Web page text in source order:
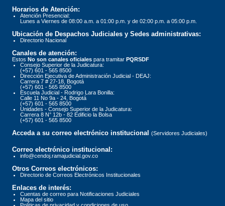
Horarios de Atención:
Atención Presencial:
Lunes a Viernes de 08:00 a.m. a 01:00 p.m. y de 02:00 p.m. a 05:00 p.m.
Ubicación de Despachos Judiciales y Sedes administrativas:
Directorio Nacional
Canales de atención:
Estos No son canales oficiales para tramitar PQRSDF
Consejo Superior de la Judicatura:
(+57) 601 - 565 8500
Dirección Ejecutiva de Administración Judicial - DEAJ:
Carrera 7 # 27-18, Bogotá
(+57) 601 - 565 8500
Escuela Judicial - Rodrigo Lara Bonilla:
Calle 11 No 9a - 24, Bogotá
(+57) 601 - 565 8500
Unidades - Consejo Superior de la Judicatura:
Carrera 8 N° 12b - 82 Edificio la Bolsa
(+57) 601 - 565 8500
Acceda a su correo electrónico institucional (Servidores Judiciales)
Correo electrónico institucional:
info@cendoj.ramajudicial.gov.co
Otros Correos electrónicos:
Directorio de Correos Electrónicos Institucionales
Enlaces de interés:
Cuentas de correo para Notificaciones Judiciales
Mapa del sitio